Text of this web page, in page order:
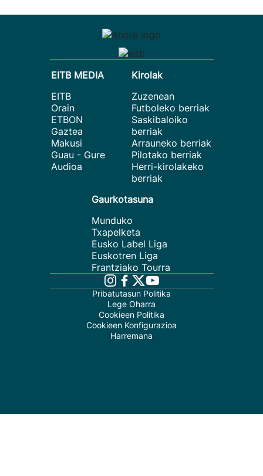
EITB MEDIA
EITB
Orain
ETBON
Gaztea
Makusi
Guau - Gure
Audioa
Kirolak
Zuzenean
Futboleko berriak
Saskibaloiko
berriak
Arrauneko berriak
Pilotako berriak
Herri-kirolakeko
berriak
Gaurkotasuna
Munduko
Txapelketa
Eusko Label Liga
Euskotren Liga
Frantziako Tourra
Pribatutasun Politika
Lege Oharra
Cookieen Politika
Cookieen Konfigurazioa
Harremana